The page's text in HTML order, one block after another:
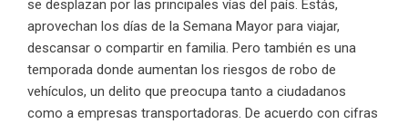
se desplazan por las principales vías del país. Estás,
aprovechan los días de la Semana Mayor para viajar,
descansar o compartir en familia. Pero también es una
temporada donde aumentan los riesgos de robo de
vehículos, un delito que preocupa tanto a ciudadanos
como a empresas transportadoras. De acuerdo con cifras